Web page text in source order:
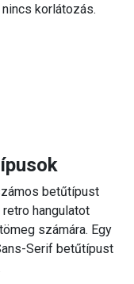
korlátozás.
betűtípust
hangulatot
számára. Egy
Serif betűtípust